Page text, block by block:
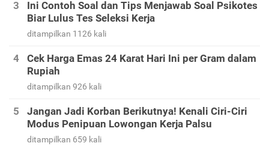
Ini Contoh Soal dan Tips Menjawab Soal Psikotes
Biar Lulus Tes Seleksi Kerja
ditampilkan 1126 kali
Cek Harga Emas 24 Karat Hari Ini per Gram dalam
Rupiah
ditampilkan 926 kali
Jangan Jadi Korban Berikutnya! Kenali Ciri-Ciri
Modus Penipuan Lowongan Kerja Palsu
ditampilkan 659 kali